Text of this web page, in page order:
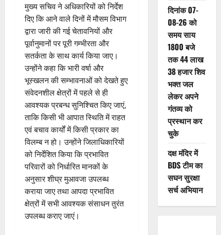
मुख्य सचिव ने अधिकारियों को निर्देश
दिए कि आने वाले दिनों में मौसम विभाग
द्वारा जारी की गई चेतावनियों और
पूर्वानुमानों पर पूरी गम्भीरता और
सतर्कता के साथ कार्य किया जाए।
उन्होंने कहा कि भारी वर्षा और
भूस्खलन की सम्भावनाओं को देखते हुए
संवेदनशील क्षेत्रों में पहले से ही
आवश्यक प्रबन्ध सुनिश्चित किए जाएं,
ताकि किसी भी आपात स्थिति में राहत
एवं बचाव कार्यों में किसी प्रकार का
विलम्ब न हो। उन्होंने जिलाधिकारियों
को निर्देशित किया कि प्रभावित
परिवारों को निर्धारित मानकों के
अनुसार शीघ्र मुआवजा उपलब्ध
कराया जाए तथा आपदा प्रभावित
क्षेत्रों में सभी आवश्यक संसाधन तुरंत
उपलब्ध कराए जाएं।
दिनांक 07-
08-26 को
समय साय
1800 बजे
तक 44 लाख
38 हजार शिव
भक्त जल
लेकर अपने
गंतव्य को
प्रस्थान कर
चुके
दक्ष मंदिर में
BDS टीम का
सघन सुरक्षा
सर्च अभियान